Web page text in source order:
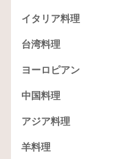
イタリア料理
台湾料理
ヨーロピアン
中国料理
アジア料理
羊料理